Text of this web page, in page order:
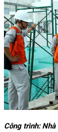
Công trình: Nhà